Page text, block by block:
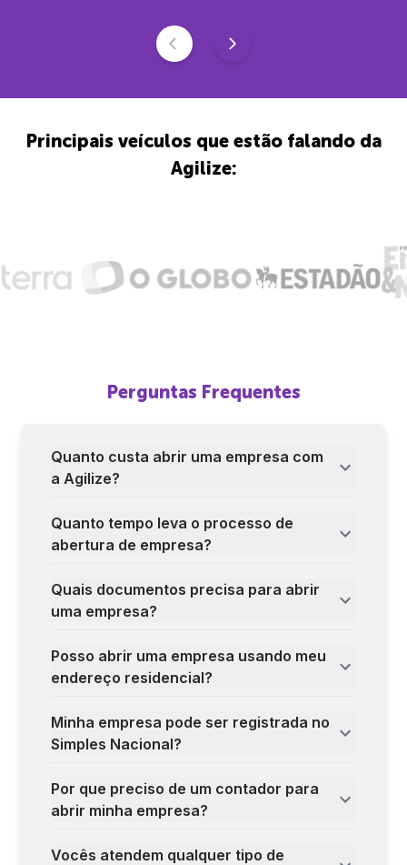
Principais veículos que estão falando da
Agilize:
Perguntas Frequentes
Quanto custa abrir uma empresa com
a Agilize?
Quanto tempo leva o processo de
abertura de empresa?
Quais documentos precisa para abrir
uma empresa?
Posso abrir uma empresa usando meu
endereço residencial?
Minha empresa pode ser registrada no
Simples Nacional?
Por que preciso de um contador para
abrir minha empresa?
Vocês atendem qualquer tipo de